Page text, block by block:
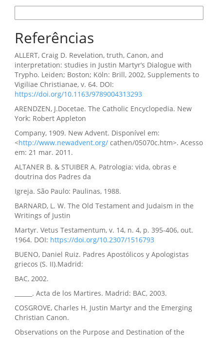
Referências
ALLERT, Craig D. Revelation, truth, Canon, and
interpretation: studies in Justin Martyr’s Dialogue with
Trypho. Leiden; Boston; Köln: Brill, 2002, Supplements to
Vigiliae Christianae, v. 64. DOI:
https://doi.org/10.1163/9789004313293
ARENDZEN, J.Docetae. The Catholic Encyclopedia. New
York: Robert Appleton
Company, 1909. New Advent. Disponível em:
<http://www.newadvent.org/ cathen/05070c.htm>. Acesso
em: 21 mar. 2011.
ALTANER B. & STUIBER A. Patrologia: vida, obras e
doutrina dos Padres da
Igreja. São Paulo: Paulinas, 1988.
BARNARD, L. W. The Old Testament and Judaism in the
Writings of Justin
Martyr. Vetus Testamentum, v. 14, n. 4, p. 395-406, out.
1964. DOI: https://doi.org/10.2307/1516793
BUENO, Daniel Ruiz. Padres Apostólicos y Apologistas
griecos (S. II).Madrid:
BAC, 2002.
______. Acta de los Martires. Madrid: BAC, 2003.
COSGROVE, Charles H. Justin Martyr and the Emerging
Christian Canon.
Observations on the Purpose and Destination of the